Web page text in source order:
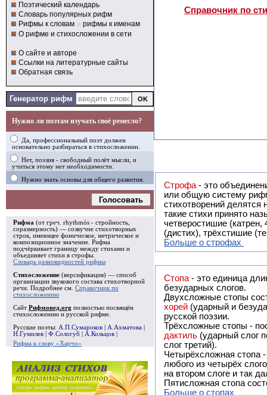
Поэтический календарь
Словарь популярных рифм
Рифмы к словам и рифмы к именам
О рифме и стихосложении в сети
О сайте и авторе
Ссылки на литературные сайты
Обратная связь
Генератор рифм
Нужно ли поэтам изучать своё ремесло?
Да, профессиональный поэт должен
основательно разбираться в стихосложении.
Нет, поэзия - свободный полёт мысли, и
учиться этому нет необходимости.
Нужно знать основы для общего развития.
Голосовать
Рифма (от греч. rhythmós - стройность,
соразмерность) — созвучие стихотворных
строк, имеющее фоническое, метрическое и
композиционное значение. Рифма
подчёркивает границу между стихами и
объединяет стихи в строфы
Словарь разновидностей рифмы
Стихосложение (версификация) — способ
организации звукового состава стихотворной
речи. Подробнее см. Справочник по
стихосложению
Сайт Рифмовед.org полностью посвящён
стихосложению и русской рифме.
Русские поэты: А.П.Сумароков А.Ахматова
Н.Гумилев
Ф.Сологуб А.Кольцов
Рифма к слову «Харчо»
Справочник по
Строфа - это объединение двух
или общую систему рифм, и регулярно или периодически
стихотворений делятся на строфы и т.о. являются строфическими.
такие стихи принято называть астрофическими. Самая популярная строфа в русской поэзии -
четверостишие
(дистих), трёхстишие
Больше о строфах
Стопа - это единица
безударных слогов.
Двухсложные стопы
хорей (ударный и
русской поэзии.
Трёхсложные стопы -
дактиль (ударный слог
слог третий).
Четырёхсложная стопа
любого из четырёх
на втором слоге и так
Пятисложная стопа
Больше о стопах